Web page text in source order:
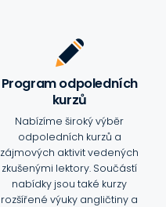
Program odpoledních
kurzů
Nabízíme široký výběr
odpoledních kurzů a
zájmových aktivit vedených
zkušenými lektory. Součástí
nabídky jsou také kurzy
rozšířené výuky angličtiny a